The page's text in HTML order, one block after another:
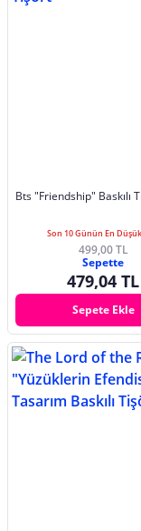
Bts "Friendship" Baskılı
Son 10 Günün En
499,00 TL
Sepette
479,04 TL
Sepete Ekle